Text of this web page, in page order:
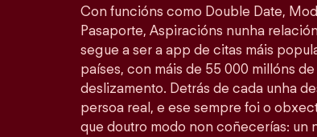
Con funcións como Double Date,
Pasaporte, Aspiracións nunha
segue a ser a app de citas máis
países, con máis de 55 000 millóns
deslizamento. Detrás de cada unha
persoa real, e ese sempre foi o
que doutro modo non coñecerías: un